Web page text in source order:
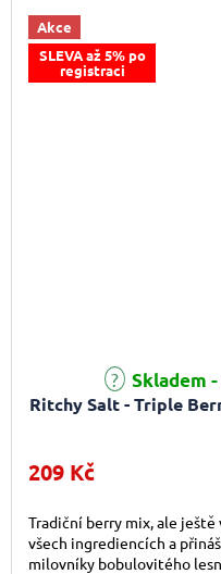
Akce
SLEVA až 5% po
registraci
Ritchy Salt - Triple
Skladem
209 Kč
Tradiční berry mix, ale ještě
všech ingrediencích a
milovníky bobulovitého